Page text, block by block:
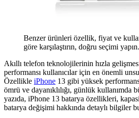
Benzer ürünleri özellik, fiyat ve
göre karşılaştırın, doğru seçimi yapın.
Akıllı telefon teknolojilerinin hızla
performansı kullanıcılar için en önemli
Özellikle iPhone 13 gibi yüksek
ömrü ve dayanıklılığı, günlük kullanımda
yazıda, iPhone 13 batarya özellikleri,
batarya değişimi hakkında detaylı bilgiler